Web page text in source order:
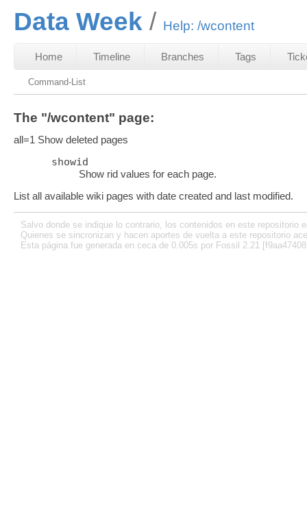
Data Week Help: /wcontent
Home Timeline Branches Tags
Command-List
The "/wcontent" page:
all=1 Show deleted pages
showid
Show rid values for each page.
List all available wiki pages with date created and last modified.
Salvo donde se indique lo contrario, los contenidos en este repositorio
Quienes se sincronizan y hacen aportes de vuelta a este repositorio
Esta página fue generada en ceca de 0.005s por Fossil 2.21